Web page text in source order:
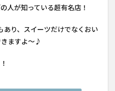
人が知っている超有名店！
あり、スイーツだけでなくおい
ますよ〜♪